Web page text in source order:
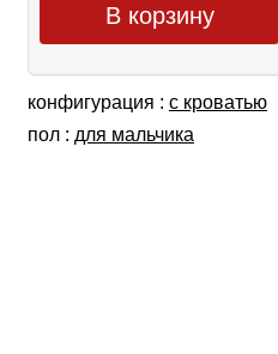
В корзину
конфигурация : с кроватью
пол : для мальчика